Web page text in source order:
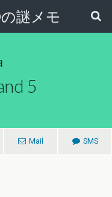
謎メモ
5
Mail SMS